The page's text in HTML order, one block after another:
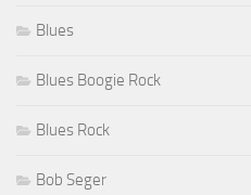
Blues
Blues Boogie Rock
Blues Rock
Bob Seger